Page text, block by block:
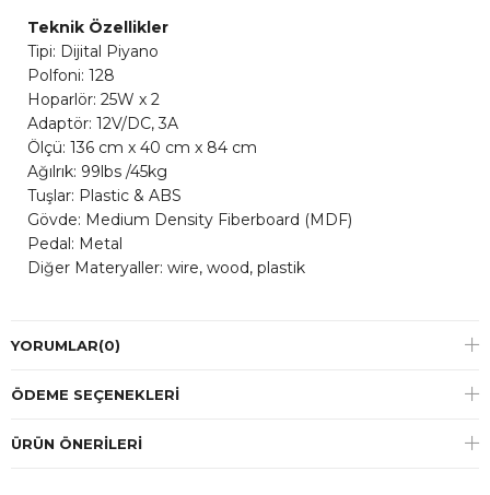
Teknik Özellikler
Tipi: Dijital Piyano
Polfoni: 128
Hoparlör: 25W x 2
Adaptör: 12V/DC, 3A
Ölçü: 136 cm x 40 cm x 84 cm
Ağılrık: 99lbs /45kg
Tuşlar: Plastic & ABS
Gövde: Medium Density Fiberboard (MDF)
Pedal: Metal
Diğer Materyaller: wire, wood, plastik
YORUMLAR(0)
ÖDEME SEÇENEKLERI
ÜRÜN ÖNERILERI